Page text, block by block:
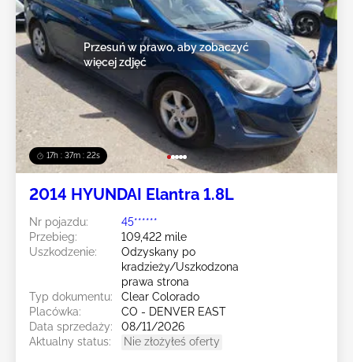
17h : 37m : 19s
Przesuń w prawo, aby zobaczyć
więcej zdjęć
2014 HYUNDAI Elantra 1.8L
Nr pojazdu:
45******
Przebieg:
109,422 mile
Uszkodzenie:
Odzyskany po
kradzieży/Uszkodzona
prawa strona
Typ dokumentu:
Clear Colorado
Placówka:
CO - DENVER EAST
Data sprzedaży:
08/11/2026
Aktualny status:
Nie złożyłeś oferty